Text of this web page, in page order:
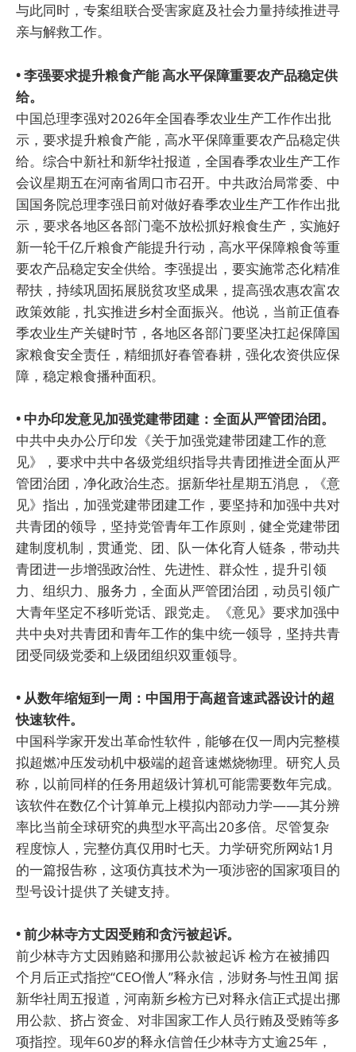
与此同时，专案组联合受害家庭及社会力量持续推进寻
亲与解救工作。
• 李强要求提升粮食产能 高水平保障重要农产品稳定供
给。
中国总理李强对2026年全国春季农业生产工作作出批
示，要求提升粮食产能，高水平保障重要农产品稳定供
给。综合中新社和新华社报道，全国春季农业生产工作
会议星期五在河南省周口市召开。中共政治局常委、中
国国务院总理李强日前对做好春季农业生产工作作出批
示，要求各地区各部门毫不放松抓好粮食生产，实施好
新一轮千亿斤粮食产能提升行动，高水平保障粮食等重
要农产品稳定安全供给。李强提出，要实施常态化精准
帮扶，持续巩固拓展脱贫攻坚成果，提高强农惠农富农
政策效能，扎实推进乡村全面振兴。他说，当前正值春
季农业生产关键时节，各地区各部门要坚决扛起保障国
家粮食安全责任，精细抓好春管春耕，强化农资供应保
障，稳定粮食播种面积。
• 中办印发意见加强党建带团建：全面从严管团治团。
中共中央办公厅印发《关于加强党建带团建工作的意
见》，要求中共中各级党组织指导共青团推进全面从严
管团治团，净化政治生态。据新华社星期五消息，《意
见》指出，加强党建带团建工作，要坚持和加强中共对
共青团的领导，坚持党管青年工作原则，健全党建带团
建制度机制，贯通党、团、队一体化育人链条，带动共
青团进一步增强政治性、先进性、群众性，提升引领
力、组织力、服务力，全面从严管团治团，动员引领广
大青年坚定不移听党话、跟党走。《意见》要求加强中
共中央对共青团和青年工作的集中统一领导，坚持共青
团受同级党委和上级团组织双重领导。
• 从数年缩短到一周：中国用于高超音速武器设计的超
快速软件。
中国科学家开发出革命性软件，能够在仅一周内完整模
拟超燃冲压发动机中极端的超音速燃烧物理。研究人员
称，以前同样的任务用超级计算机可能需要数年完成。
该软件在数亿个计算单元上模拟内部动力学——其分辨
率比当前全球研究的典型水平高出20多倍。尽管复杂
程度惊人，完整仿真仅用时七天。力学研究所网站1月
的一篇报告称，这项仿真技术为一项涉密的国家项目的
型号设计提供了关键支持。
• 前少林寺方丈因受贿和贪污被起诉。
前少林寺方丈因贿赂和挪用公款被起诉 检方在被捕四
个月后正式指控“CEO僧人”释永信，涉财务与性丑闻 据
新华社周五报道，河南新乡检方已对释永信正式提出挪
用公款、挤占资金、对非国家工作人员行贿及受贿等多
项指控。现年60岁的释永信曾任少林寺方丈逾25年，